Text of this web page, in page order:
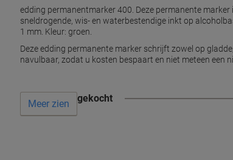
edding permanentmarker 400. Deze permanente
sneldrogende, wis- en waterbestendige inkt op
1 mm. Kleur: groen.
Deze edding permanente marker schrijft zowel op
navulbaar, zodat u kosten bespaart en niet meteen een
Vaak samen gekocht
Meer zien